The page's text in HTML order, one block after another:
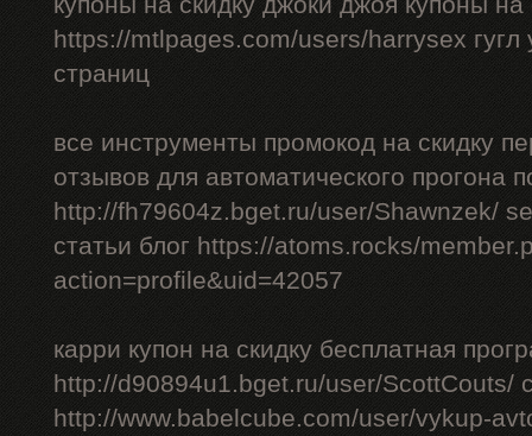
https://mtlpages.com/users/harrysex гугл
страниц
все инструменты промокод на скидку
отзывов для автоматического прогона
http://fh79604z.bget.ru/user/Shawnzek/
статьи блог https://atoms.rocks/
action=profile&uid=42057
карри купон на скидку бесплатная
http://d90894u1.bget.ru/user/ScottCouts/
http://www.babelcube.com/user/vykup-